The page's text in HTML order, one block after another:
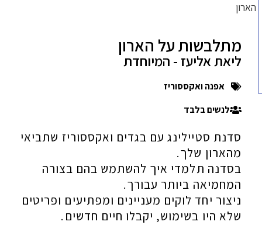
הארון
מתלבשות על הארון
ליאת אליעז - המיוחדת
אפנה ואקססוריז
לנשים בלבד
סדנת סטיילינג עם בגדים ואקססוריז שתביאי
מהארון שלך.
בסדנה תלמדי איך להשתמש בהם בצורה
המחמיאה ביותר עבורך.
ניצור יחד לוקים מעניינים ומפתיעים ופריטים
שלא היו בשימוש, יקבלו חיים חדשים.